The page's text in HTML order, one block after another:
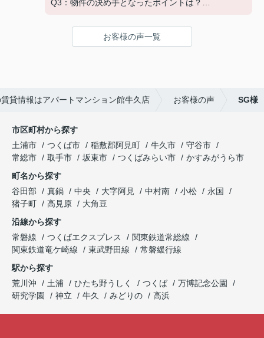
Q3：物件の決め手となったポイントは？
ーーーーーーーーーーーーーーーーーーーー
お客様の声一覧
貸情報はアパートマンション館牛久店 お客様の声 SG様
市区町村から探す
土浦市
つくば市 稲敷郡阿見町 牛久市
守谷市
常総市
取手市 坂東市 つくばみらい市
かすみがうら市
町名から探す
谷田部
真鍋 中央 大字阿見 中村南 小松
永国
猪子町
高見原
大角豆
沿線から探す
常磐線
つくばエクスプレス
関東鉄道常総線
関東鉄道竜ケ崎線
東武野田線
常磐緩行線
駅から探す
荒川沖
土浦 ひたち野うしく つくば
万博記念公園
研究学園
神立 牛久 みどりの 高浜